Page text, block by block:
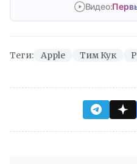
Видео:
Теги: Apple Тим Кук